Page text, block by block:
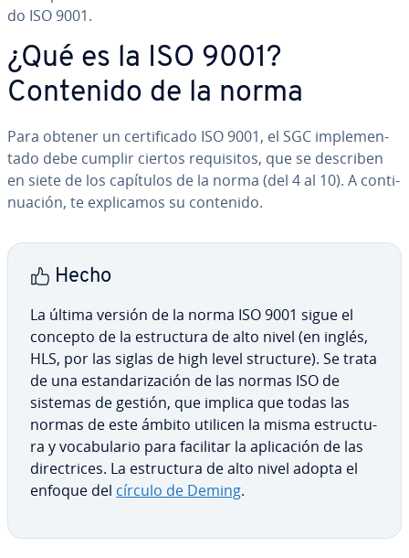
do ISO 9001.
¿Qué es la ISO 9001?
Contenido de la norma
Para obtener un ce­r­ti­fi­ca­do ISO 9001, el SGC im­ple­me­n­
ta­do debe cumplir ciertos re­qui­si­tos, que se describen
en siete de los capítulos de la norma (del 4 al 10). A co­n­ti­
nua­ción, te ex­pli­ca­mos su contenido.
Hecho
La última versión de la norma ISO 9001 sigue el
concepto de la es­tru­c­tu­ra de alto nivel (en inglés,
HLS, por las siglas de high level structure). Se trata
de una es­ta­n­da­ri­za­ción de las normas ISO de
sistemas de gestión, que implica que todas las
normas de este ámbito utilicen la misma es­tru­c­tu­
ra y vo­ca­bu­la­rio para facilitar la apli­ca­ción de las
di­re­c­tri­ces. La es­tru­c­tu­ra de alto nivel adopta el
enfoque del círculo de Deming.